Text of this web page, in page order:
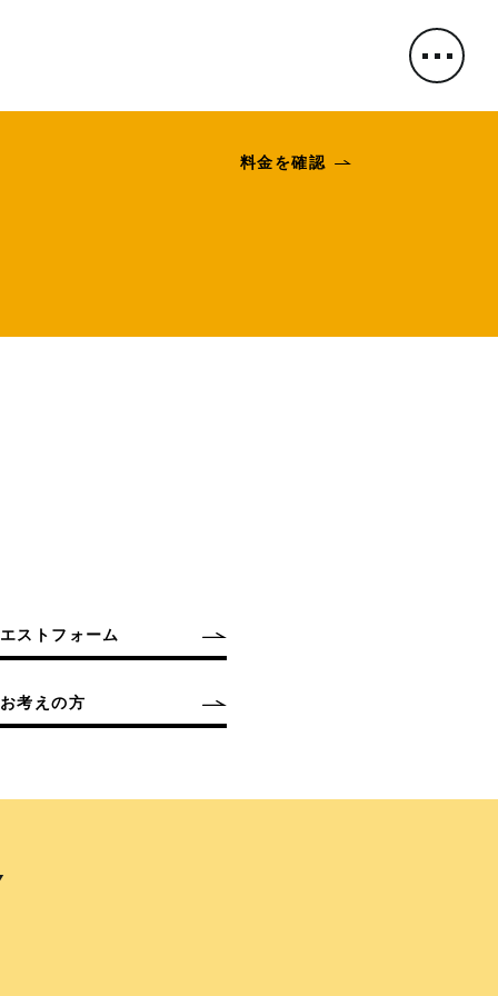
料金を確認
ストフォーム
考えの方